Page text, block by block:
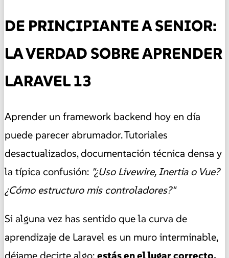
DE PRINCIPIANTE A SENIOR:
LA VERDAD SOBRE APRENDER
LARAVEL 13
Aprender un framework backend hoy en día
puede parecer abrumador. Tutoriales
desactualizados, documentación técnica densa y
la típica confusión: "¿Uso Livewire, Inertia o Vue?
¿Cómo estructuro mis controladores?"
Si alguna vez has sentido que la curva de
aprendizaje de Laravel es un muro interminable,